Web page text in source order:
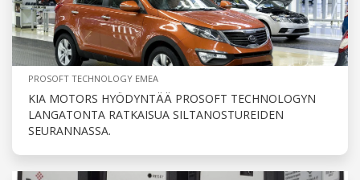
PROSOFT TECHNOLOGY EMEA
KIA MOTORS HYÖDYNTÄÄ PROSOFT TECHNOLOGYN
LANGATONTA RATKAISUA SILTANOSTUREIDEN
SEURANNASSA.